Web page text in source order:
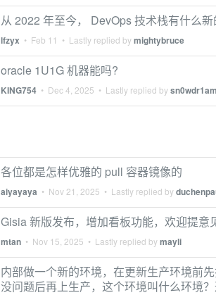
从 2022 年至今， DevOps 技术栈有什么
lfzyx • Feb 11 • Lastly replied bymightybruce
oracle 1U1G 机器能吗?
KING754 • Dec 4, 2025 • Lastly replied bysn0wdr1am
各位都是怎样优雅的 pull 容器镜像的
aiyayaya • Nov 21, 2025 • Lastly replied by
Gisia 新版发布，增加看板功能，欢迎提意
mtan • Nov 15, 2025 • Lastly replied bymayli
内部做一个新的环境，在更新生产环境前
没问题后再上生产，这个环境叫什么环境